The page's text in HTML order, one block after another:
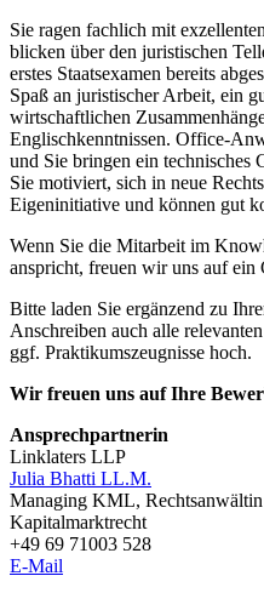
Sie ragen fachlich mit
blicken über den juristischen
erstes Staatsexamen bereits
Spaß an juristischer Arbeit, ein
wirtschaftlichen
Englischkenntnissen. Office-
und Sie bringen ein technisches
Sie motiviert, sich in neue
Eigeninitiative und können gut
Wenn Sie die Mitarbeit im
anspricht, freuen wir uns auf ein
Bitte laden Sie ergänzend zu
Anschreiben auch alle
ggf. Praktikumszeugnisse hoch.
Wir freuen uns auf Ihre
Ansprechpartnerin
Linklaters LLP
Julia Bhatti LL.M.
Managing KML, Rechtsanwältin
Kapitalmarktrecht
+49 69 71003 528
E-Mail